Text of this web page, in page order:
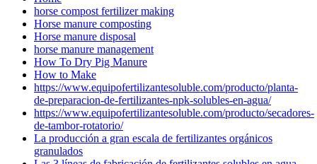
horse compost fertilizer making
Horse manure composting
Horse manure disposal
horse manure management
How To Dry Pig Manure
How to Make
https://www.equipofertilizantesoluble.com/producto/planta-
de-preparacion-de-fertilizantes-npk-solubles-en-agua/
https://www.equipofertilizantesoluble.com/producto/secadores-
de-tambor-rotatorio/
La producción a gran escala de fertilizantes orgánicos
granulados